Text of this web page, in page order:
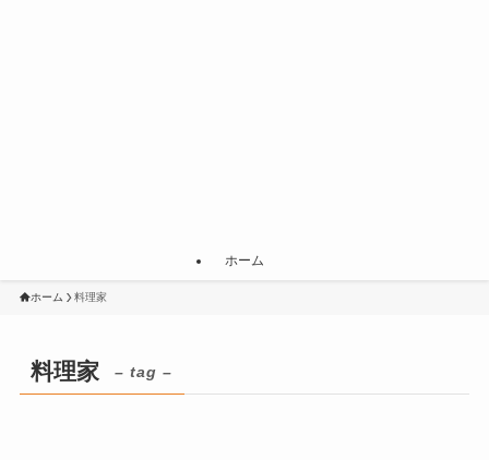
ホーム
ホーム 料理家
料理家 – tag –